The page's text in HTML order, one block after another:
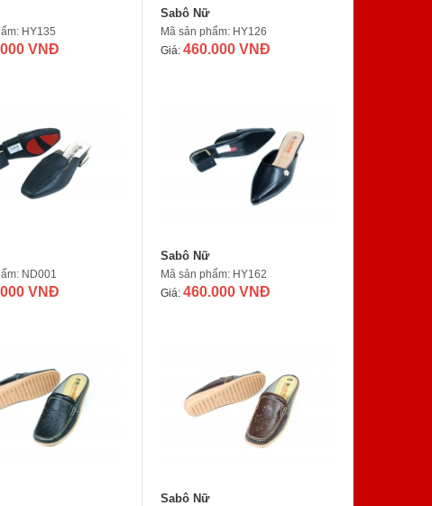
HY135
VNĐ
Sabô Nữ
Mã sản phẩm: HY126
Giá: 460.000 VNĐ
ND001
VNĐ
Sabô Nữ
Mã sản phẩm: HY162
Giá: 460.000 VNĐ
Sabô Nữ